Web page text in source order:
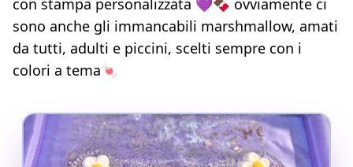
sono anche gli immancabili marshmallow, amati
da tutti, adulti e piccini, scelti sempre con i
colori a tema🍬